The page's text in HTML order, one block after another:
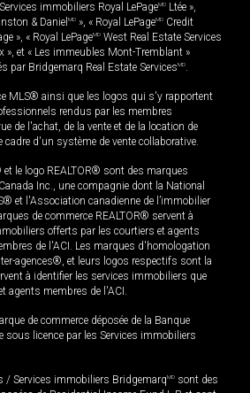
immobiliers Royal LePageMD Ltée »,
& Daniel MD », « Royal LePageMD Credit
», « Royal LePageMD West Real Estate Services
», et « Les immeubles Mont-Tremblant »
par Bridgemarq Real Estate ServicesMD.
MLS® ainsi que les logos qui s'y rapportent
rendus par les membres
de l'achat, de la vente et de la location de
d'un système de vente collaborative.
et le logo REALTOR® sont des marques
Inc., une compagnie dont la National
et l'Association canadienne de l’immobilier
de commerce REALTOR® servent à
offerts par les courtiers et agents
de l'ACI. Les marques d'homologation
agences®, et leurs logos respectifs sont la
à identifier les services immobiliers que
agents membres de l'ACI.
de commerce déposée de la Banque
sous licence par les Services immobiliers
/ Services immobiliers BridgemarqMD sont des